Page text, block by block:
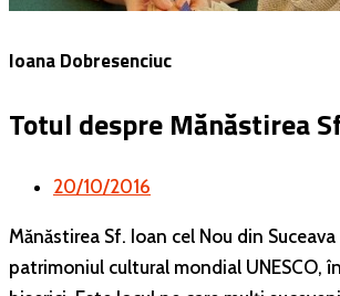
Ioana Dobresenciuc
Totul despre Mănăstirea
20/10/2016
Mănăstirea Sf. Ioan cel Nou din
patrimoniul cultural mondial UNESCO,